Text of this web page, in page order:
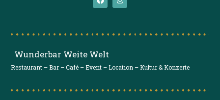
Wunderbar Weite Welt
Restaurant – Bar – Café – Event – Location – Kultur & Konzerte